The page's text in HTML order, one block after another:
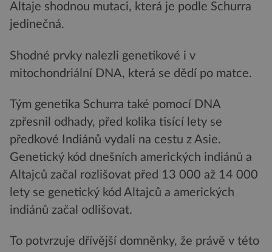
Altaje shodnou mutaci, která je podle Schurra
jedinečná.
Shodné prvky nalezli genetikové i v
mitochondriální DNA, která se dědí po matce.
Tým genetika Schurra také pomocí DNA
zpřesnil odhady, před kolika tisící lety se
předkové Indiánů vydali na cestu z Asie.
Genetický kód dnešních amerických indiánů a
Altajců začal rozlišovat před 13 000 až 14 000
lety se genetický kód Altajců a amerických
indiánů začal odlišovat.
To potvrzuje dřívější domněnky, že právě v této